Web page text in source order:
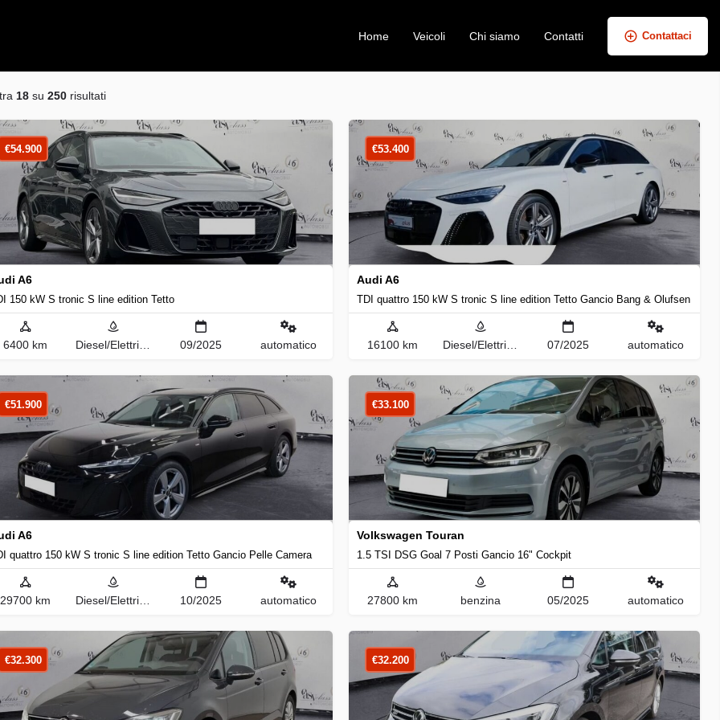
Home Veicoli Chi siamo Contatti Contattaci
18 su 250 risultati
A6
150 kW S tronic S line edition Tetto
€54.900
6400 km 09/2025 automatico
Audi A6
TDI quattro 150 kW S tronic S line edition Tetto Gancio Bang & Olufsen
€53.400
16100 km 07/2025 automatico
A6
quattro 150 kW S tronic S line edition Tetto Gancio Pelle Camera
€51.900
29700 km 10/2025 automatico
Volkswagen Touran
1.5 TSI DSG Goal 7 Posti Gancio 16" Cockpit
€33.100
27800 km benzina 05/2025 automatico
€32.300 €32.200
−